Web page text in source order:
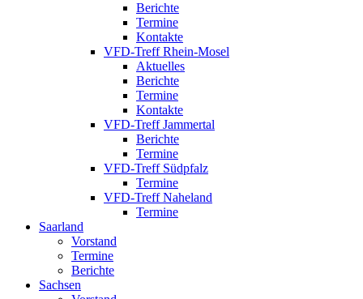
Berichte
Termine
Kontakte
VFD-Treff Rhein-Mosel
Aktuelles
Berichte
Termine
Kontakte
VFD-Treff Jammertal
Berichte
Termine
VFD-Treff Südpfalz
Termine
VFD-Treff Naheland
Termine
Saarland
Vorstand
Termine
Berichte
Sachsen